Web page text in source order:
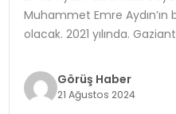
YAŞAM
Muhammet Emre
olacak. 2021 yılında.
Görüş Haber
21 Ağustos 2024